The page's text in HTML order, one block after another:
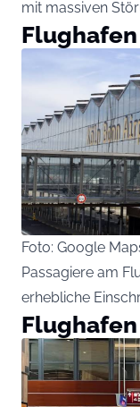
mit massiven
Foto: Google
Passagiere am
erhebliche